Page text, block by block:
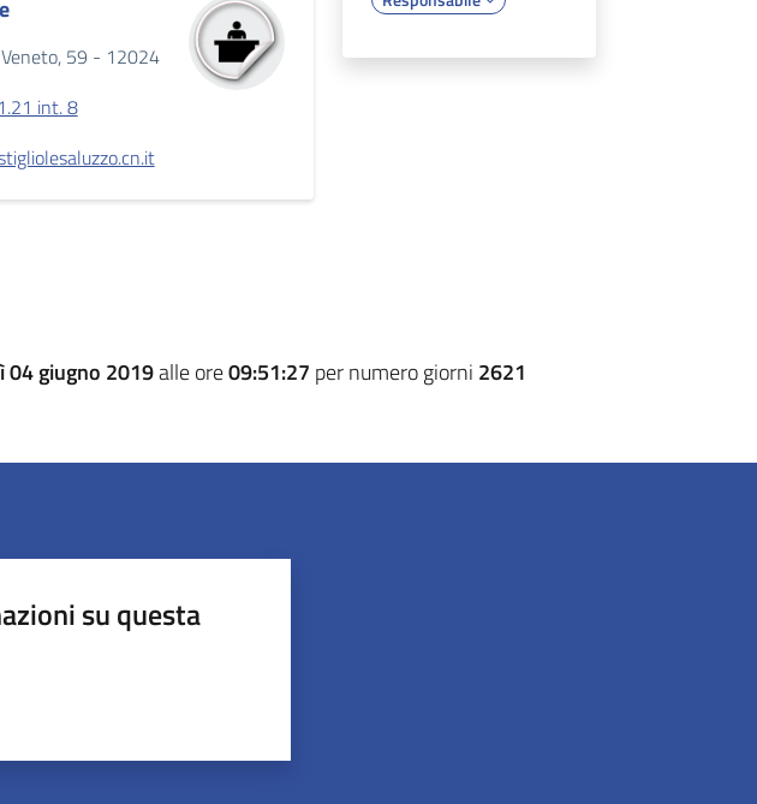
59 - 12024
int. 8
04 giugno 2019alle ore09:51:27 per numero giorni 2621
su questa